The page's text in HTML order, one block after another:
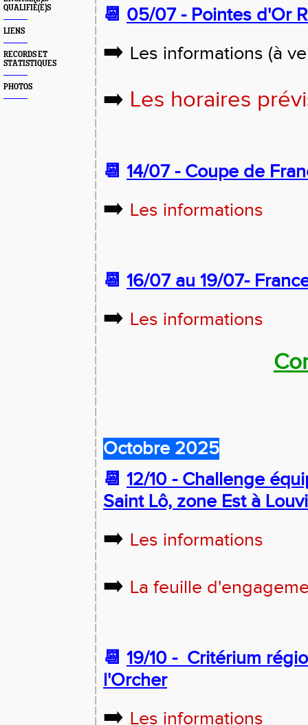
QUALIFIÉ(E)S
LIENS
RECORDS ET
STATISTIQUES
PHOTOS
📆 05/07 - Pointes d'Or
➡️ Les informations (à
➡️ Les horaires
📆 14/07 - Coupe de
➡️ Les informations
📆 16/07 au 19/07-
➡️ Les informations
Octobre 2025
📆 12/10 - Challenge
Saint Lô, zone Est à
➡️ Les informations
➡️ La feuille
📆 19/10 - Critérium
l'Orcher
➡️ Les informations